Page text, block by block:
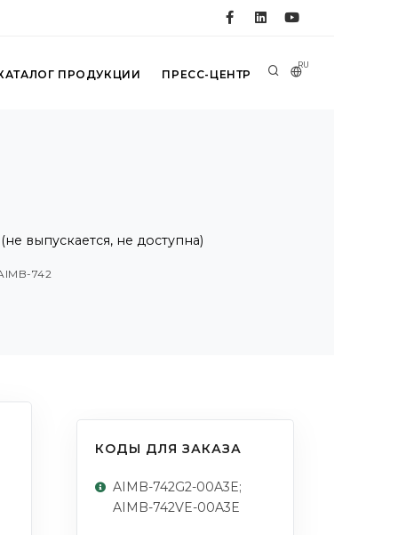
RU
ПРОДУКЦИИ ПРЕСС-ЦЕНТР
выпускается, не доступна)
742
КОДЫ ДЛЯ ЗАКАЗА
AIMB-742G2-00A3E;
AIMB-742VE-00A3E